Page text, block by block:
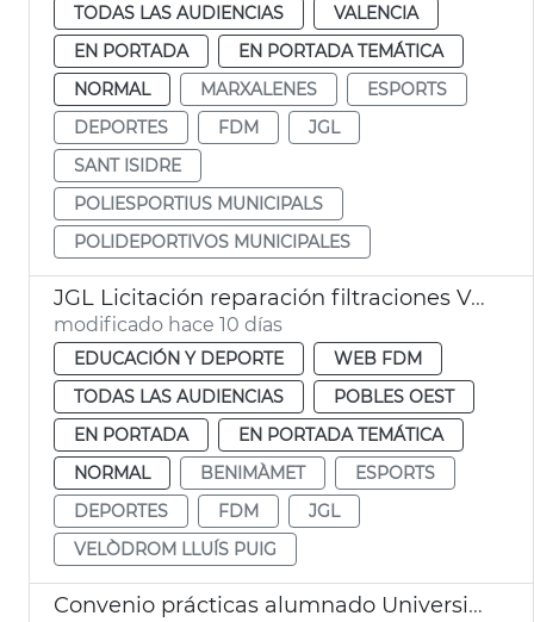
TODAS LAS AUDIENCIAS
VALENCIA
EN PORTADA
EN PORTADA TEMÁTICA
NORMAL
MARXALENES
ESPORTS
DEPORTES
FDM
JGL
SANT ISIDRE
POLIESPORTIUS MUNICIPALS
POLIDEPORTIVOS MUNICIPALES
JGL Licitación reparación filtraciones Velódromo València
modificado hace 10 días
EDUCACIÓN Y DEPORTE
WEB FDM
TODAS LAS AUDIENCIAS
POBLES OEST
EN PORTADA
EN PORTADA TEMÁTICA
NORMAL
BENIMÀMET
ESPORTS
DEPORTES
FDM
JGL
VELÒDROM LLUÍS PUIG
Convenio prácticas alumnado Universidad Católica FDM València